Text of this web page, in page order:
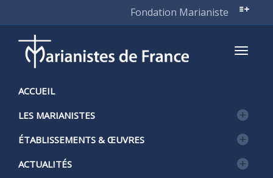
Fondation Marianiste
ACCUEIL
LES MARIANISTES
ÉTABLISSEMENTS & ŒUVRES
ACTUALITÉS